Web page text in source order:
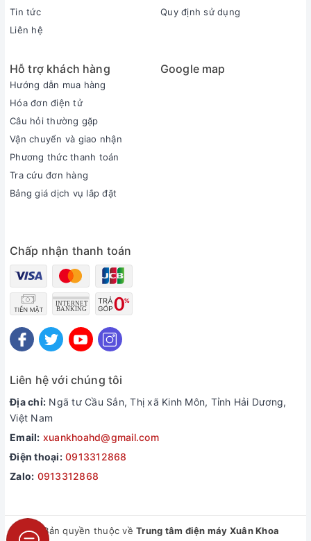
Tin tức
Liên hệ
Quy định sử dụng
Hỗ trợ khách hàng
Hướng dẫn mua hàng
Hóa đơn điện tử
Câu hỏi thường gặp
Vận chuyển và giao nhận
Phương thức thanh toán
Tra cứu đơn hàng
Bảng giá dịch vụ lắp đặt
Google map
Chấp nhận thanh toán
Liên hệ với chúng tôi
Địa chỉ: Ngã tư Cầu Sắn, Thị xã Kinh Môn, Tỉnh Hải Dương,
Việt Nam
Email: xuankhoahd@gmail.com
Điện thoại: 0913312868
Zalo: 0913312868
© Bản quyền thuộc vềTrung tâm điện máy Xuân Khoa